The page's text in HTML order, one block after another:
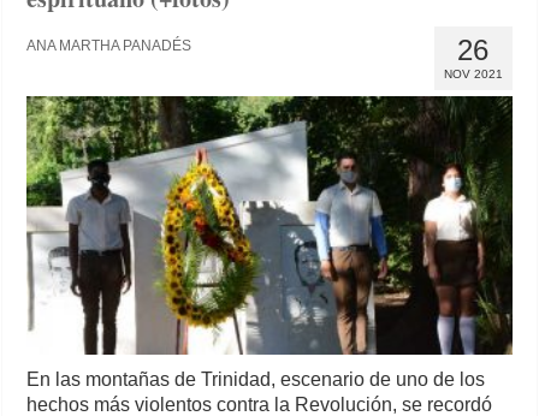
26
NOV 2021
ANA MARTHA PANADÉS
En las montañas de Trinidad, escenario de uno de los
hechos más violentos contra la Revolución, se recordó